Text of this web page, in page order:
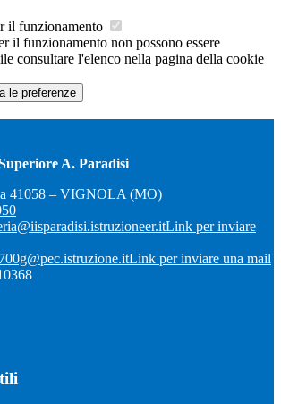
il funzionamento
il funzionamento non possono essere
consultare l'elenco nella pagina della cookie
le preferenze
A. Paradisi
41058 – VIGNOLA (MO)
Link per inviare
Link per inviare una mail